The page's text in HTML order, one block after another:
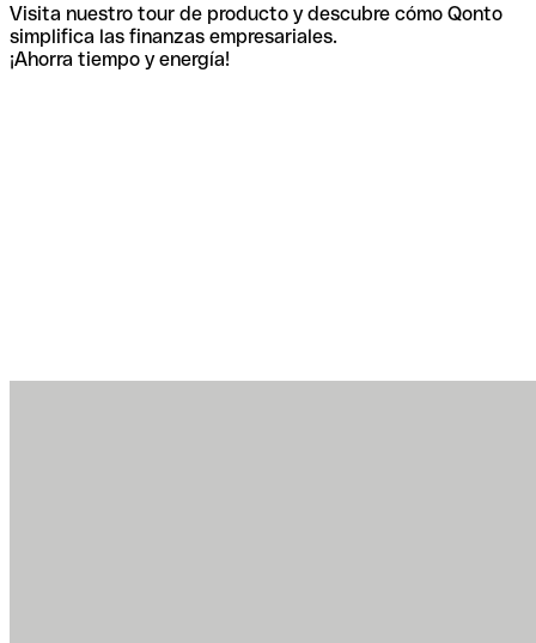
Visita nuestro tour de producto y descubre cómo Qonto
simplifica las finanzas empresariales.
¡Ahorra tiempo y energía!